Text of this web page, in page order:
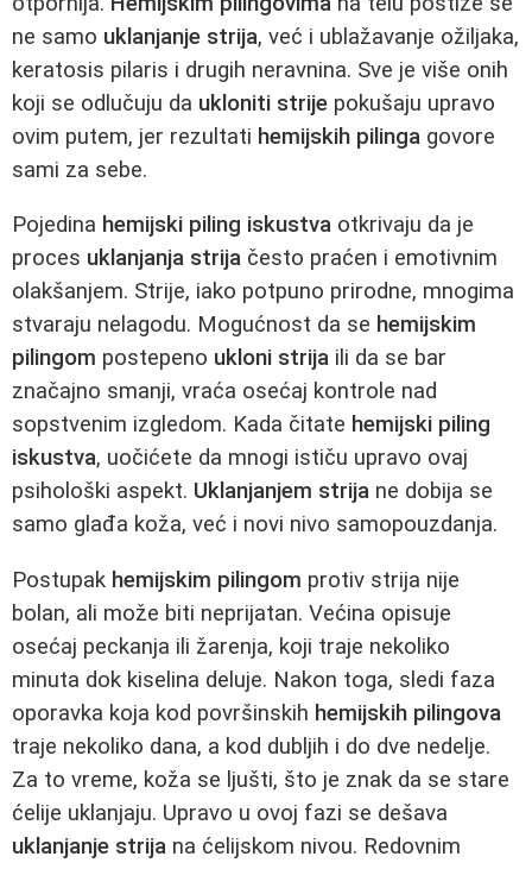
ne samo uklanjanje strija, već i ublažavanje ožiljaka,
keratosis pilaris i drugih neravnina. Sve je više onih
koji se odlučuju da ukloniti strije pokušaju upravo
ovim putem, jer rezultati hemijskih pilinga govore
sami za sebe.
Pojedina hemijski piling iskustva otkrivaju da je
proces uklanjanja strija često praćen i emotivnim
olakšanjem. Strije, iako potpuno prirodne, mnogima
stvaraju nelagodu. Mogućnost da se hemijskim
pilingom postepeno ukloni strija ili da se bar
značajno smanji, vraća osećaj kontrole nad
sopstvenim izgledom. Kada čitate hemijski piling
iskustva, uočićete da mnogi ističu upravo ovaj
psihološki aspekt. Uklanjanjem strija ne dobija se
samo glađa koža, već i novi nivo samopouzdanja.
Postupak hemijskim pilingom protiv strija nije
bolan, ali može biti neprijatan. Većina opisuje
osećaj peckanja ili žarenja, koji traje nekoliko
minuta dok kiselina deluje. Nakon toga, sledi faza
oporavka koja kod površinskih hemijskih pilingova
traje nekoliko dana, a kod dubljih i do dve nedelje.
Za to vreme, koža se ljušti, što je znak da se stare
ćelije uklanjaju. Upravo u ovoj fazi se dešava
uklanjanje strija na ćelijskom nivou. Redovnim